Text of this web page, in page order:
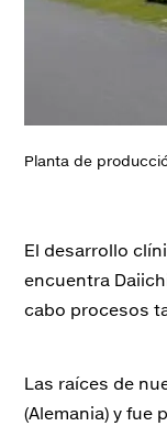
Planta de
El desarrollo
encuentra
cabo procesos
Las raíces de
(Alemania) y fue